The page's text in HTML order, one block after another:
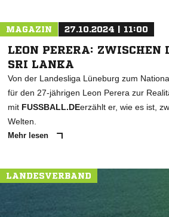
MAGAZIN 27.10.2024 | 11:00
LEON PERERA: ZWISCHEN
SRI LANKA
Von der Landesliga Lüneburg zum
für den 27-jährigen Leon Perera zur
mit FUSSBALL.DEerzählt er, wie es ist,
Welten.
Mehr lesen
LANDESVERBAND